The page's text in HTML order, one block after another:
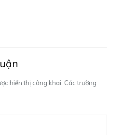
hiển thị công khai. Các trường